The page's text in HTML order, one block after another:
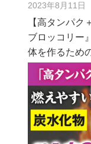
2023年8月11日
【高タンパク
ブロッコリー
体を作るため